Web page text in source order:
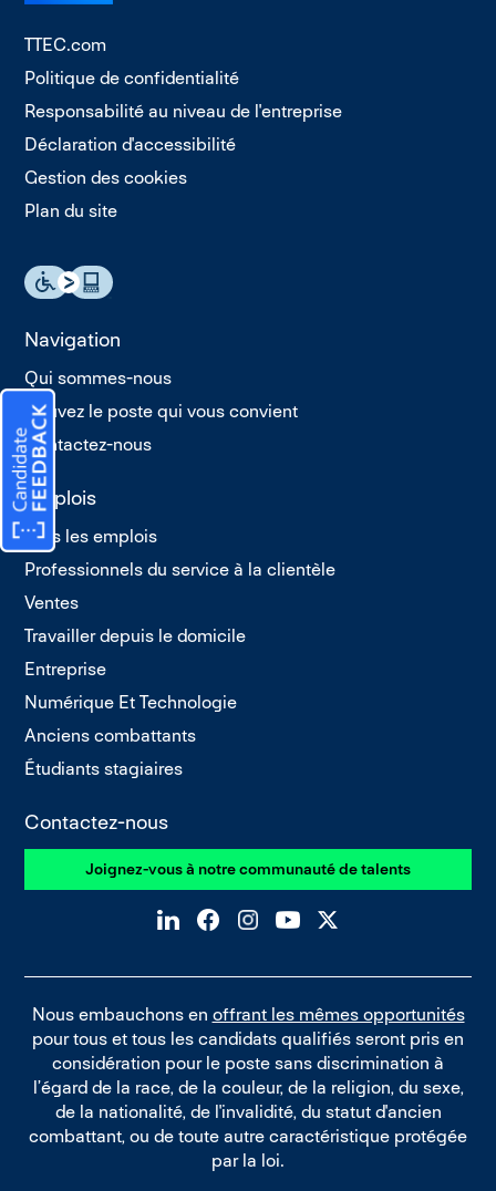
TTEC.com
Politique de confidentialité
Responsabilité au niveau de l'entreprise
Déclaration d'accessibilité
Gestion des cookies
Plan du site
Navigation
Qui sommes-nous
Trouvez le poste qui vous convient
Contactez-nous
Emplois
Tous les emplois
Professionnels du service à la clientèle
Ventes
Travailler depuis le domicile
Entreprise
Numérique Et Technologie
Anciens combattants
Étudiants stagiaires
Contactez-nous
Joignez-vous à notre communauté de talents
Nous embauchons en offrant les mêmes opportunités
pour tous et tous les candidats qualifiés seront pris en
considération pour le poste sans discrimination à
l’égard de la race, de la couleur, de la religion, du sexe,
de la nationalité, de l'invalidité, du statut d'ancien
combattant, ou de toute autre caractéristique protégée
par la loi.